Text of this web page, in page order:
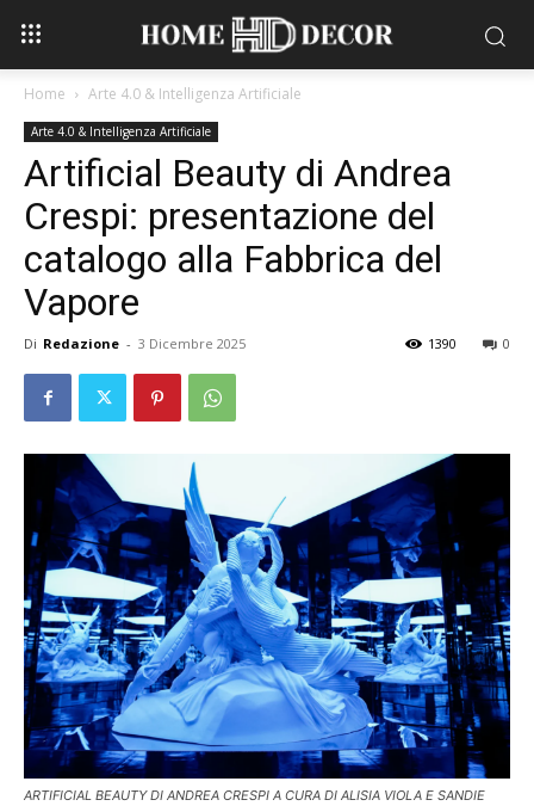
Home Arte 4.0 & Intelligenza Artificiale
Arte 4.0 & Intelligenza Artificiale
Artificial Beauty di Andrea
Crespi: presentazione del
catalogo alla Fabbrica del
Vapore
Di Redazione - 3 Dicembre 2025 0
1390
ARTIFICIAL BEAUTY DI ANDREA CRESPI A CURA DI ALISIA VIOLA E SANDIE